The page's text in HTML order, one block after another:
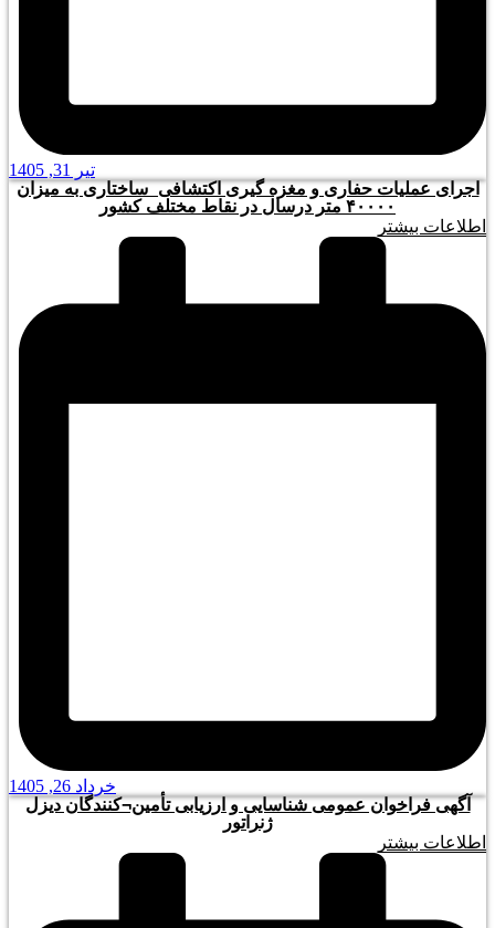
تیر 31, 1405
اجرای عملیات حفاری و مغزه گیری اکتشافی_ساختاری به میزان
۴۰۰۰۰ متر درسال در نقاط مختلف کشور
اطلاعات بیشتر
خرداد 26, 1405
آگهی فراخوان عمومی شناسایی و ارزیابی تأمین¬کنندگان دیزل
ژنراتور
اطلاعات بیشتر